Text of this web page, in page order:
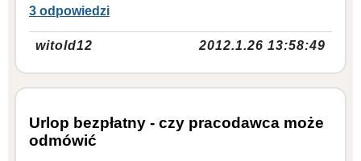
3 odpowiedzi
witold12 2012.1.26 13:58:49
Urlop bezpłatny - czy pracodawca może
odmówić